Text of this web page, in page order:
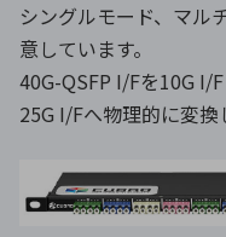
シングルモード、マル
意しています。
40G-QSFP I/Fを10G I/
25G I/Fへ物理的に変換